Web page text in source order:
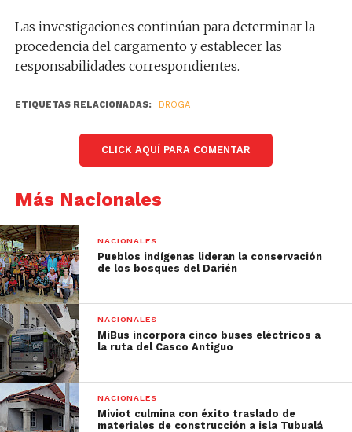
Las investigaciones continúan para determinar la
procedencia del cargamento y establecer las
responsabilidades correspondientes.
ETIQUETAS RELACIONADAS: DROGA
CLICK AQUÍ PARA COMENTAR
Más Nacionales
NACIONALES
Pueblos indígenas lideran la conservación
de los bosques del Darién
NACIONALES
MiBus incorpora cinco buses eléctricos a
la ruta del Casco Antiguo
NACIONALES
Miviot culmina con éxito traslado de
materiales de construcción a isla Tubualá